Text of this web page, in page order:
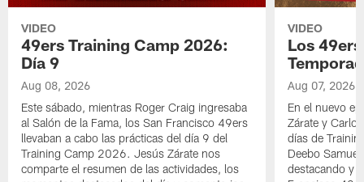
VIDEO
49ers Training Camp 2026:
Día 9
Aug 08, 2026
Este sábado, mientras Roger Craig ingresaba
al Salón de la Fama, los San Francisco 49ers
llevaban a cabo las prácticas del día 9 del
Training Camp 2026. Jesús Zárate nos
comparte el resumen de las actividades, los
VIDEO
Los
Aug 07, 2026
En el nuevo
Zárate y
días de
Deebo
destacando y